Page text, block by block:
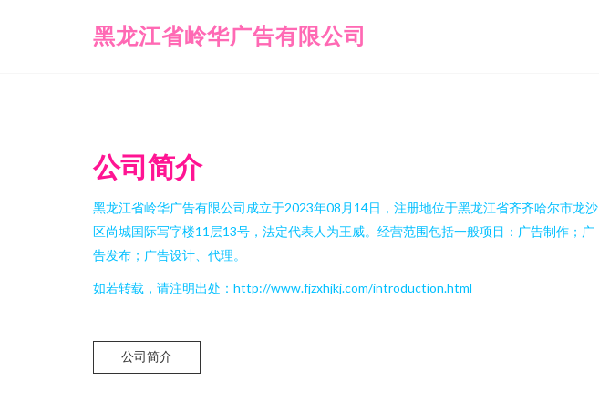
黑龙江省岭华广告有限公司
公司简介
黑龙江省岭华广告有限公司成立于2023年08月14日，注册地位于黑龙江省齐齐哈尔市龙沙
区尚城国际写字楼11层13号，法定代表人为王威。经营范围包括一般项目：广告制作；广
告发布；广告设计、代理。
如若转载，请注明出处：http://www.fjzxhjkj.com/introduction.html
公司简介